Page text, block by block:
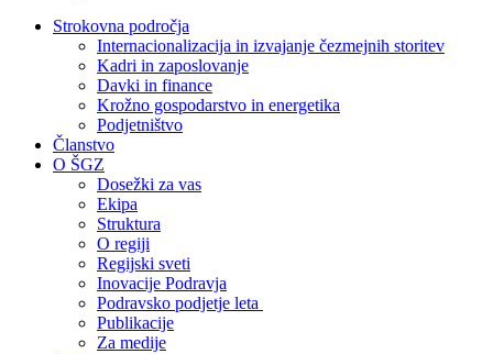
Strokovna področja
Internacionalizacija in izvajanje čezmejnih storitev
Kadri in zaposlovanje
Davki in finance
Krožno gospodarstvo in energetika
Podjetništvo
Članstvo
O ŠGZ
Dosežki za vas
Ekipa
Struktura
O regiji
Regijski sveti
Inovacije Podravja
Podravsko podjetje leta
Publikacije
Za medije